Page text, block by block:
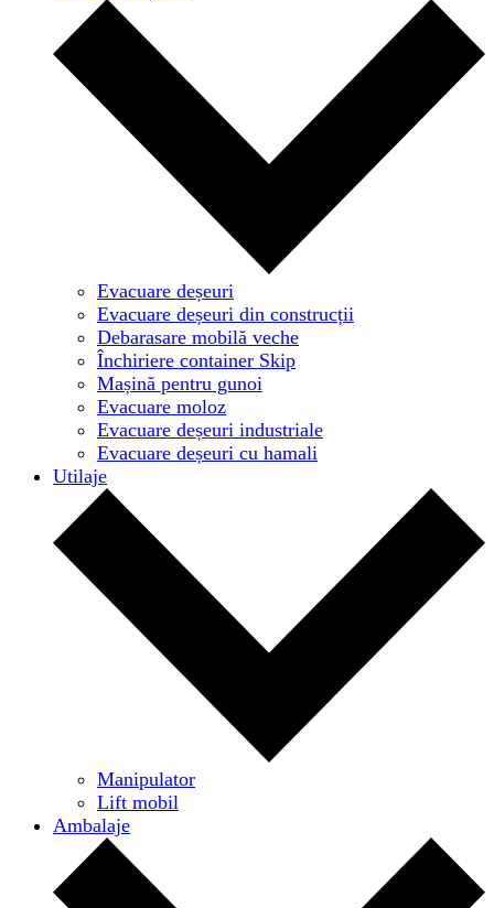
Evacuare deșeuri
Evacuare deșeuri din construcții
Debarasare mobilă veche
Închiriere container Skip
Mașină pentru gunoi
Evacuare moloz
Evacuare deșeuri industriale
Evacuare deșeuri cu hamali
Utilaje
Manipulator
Lift mobil
Ambalaje